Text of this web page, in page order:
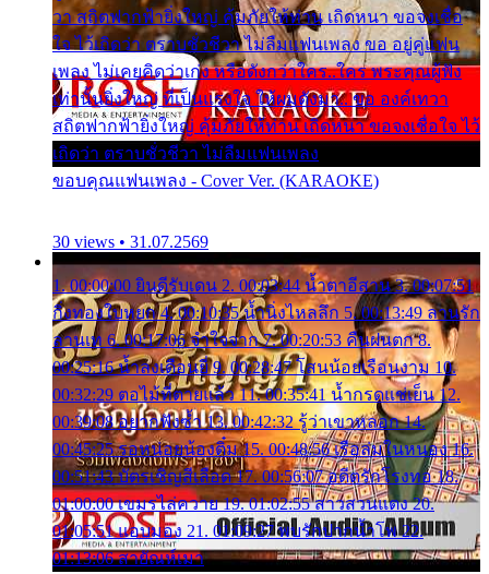
วา สถิตฟากฟ้ายิ่งใหญ่ คุ้มภัยให้ท่าน เถิดหนา ขอจงเชื่อ
ใจ ไว้เถิดว่า ตราบชั่วชีวา ไม่ลืมแฟนเพลง ขอ อยู่คู่แฟน
เพลง ไม่เคยคิดว่าเก่ง หรือดังกว่าใคร..ใคร พระคุณผู้ฟัง
เท่านั้นยิ่งใหญ่ ที่เป็นแรงใจ ให้ผมดังมา.. ขอ องค์เทวา
สถิตฟากฟ้ายิ่งใหญ่ คุ้มภัยให้ท่าน เถิดหนา ขอจงเชื่อใจ ไว้
เถิดว่า ตราบชั่วชีวา ไม่ลืมแฟนเพลง
ขอบคุณแฟนเพลง - Cover Ver. (KARAOKE)
30 views • 31.07.2569
1. 00:00:00 ยินดีรับเดน 2. 00:03:44 น้ำตาอีสาน 3. 00:07:51
กิ่งทองใบหยก 4. 00:10:35 น้ำนิ่งไหลลึก 5. 00:13:49 ลานรัก
ลานเท 6. 00:17:06 จำใจจาก 7. 00:20:53 คืนฝนตก 8.
00:25:16 น้ำลงเดือนยี่ 9. 00:28:47 โสนน้อยเรือนงาม 10.
00:32:29 ตอไม้ที่ตายแล้ว 11. 00:35:41 น้ำกรดแช่เย็น 12.
00:39:08 อยากฟังซ้ำ 13. 00:42:32 รู้ว่าเขาหลอก 14.
00:45:25 รอหน่อยน้องติ๋ม 15. 00:48:56 เรือล่มในหนอง 16.
00:51:43 บัตรเชิญสีเลือด 17. 00:56:07 อดีตรักโรงทอ 18.
01:00:00 เขมรไล่ควาย 19. 01:02:55 สาวสวนแตง 20.
01:05:51 แอบมอง 21. 01:09:27 พบรักปากน้ำโพ 22.
01:13:06 สายัณห์เมา